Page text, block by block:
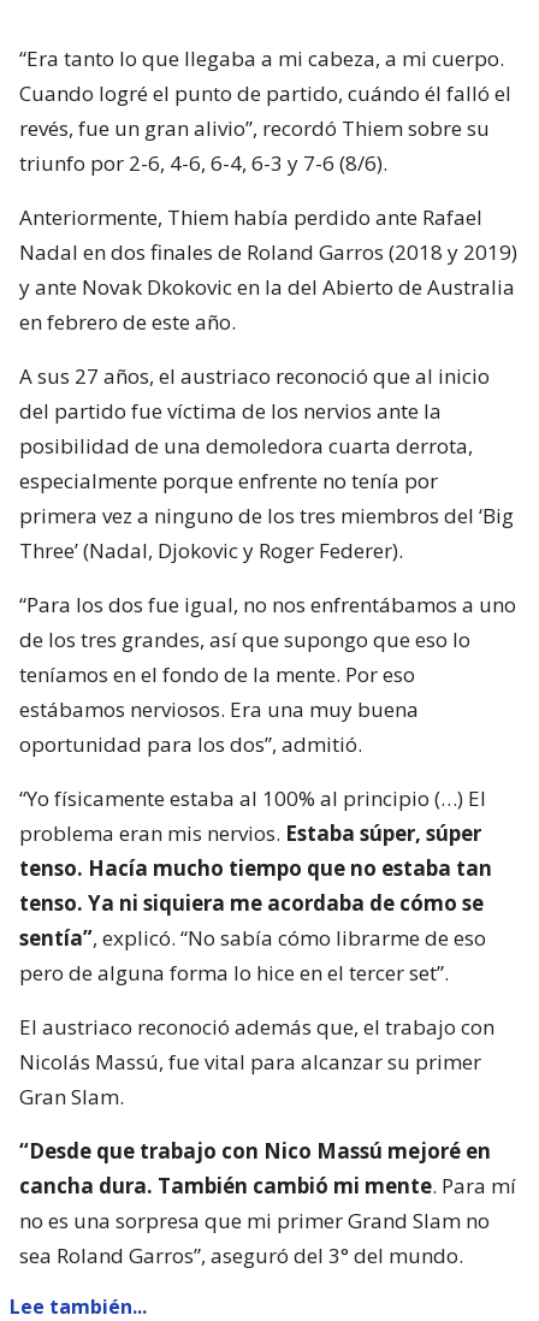
“Era tanto lo que llegaba a mi cabeza, a mi cuerpo.
Cuando logré el punto de partido, cuándo él falló el
revés, fue un gran alivio”, recordó Thiem sobre su
triunfo por 2-6, 4-6, 6-4, 6-3 y 7-6 (8/6).
Anteriormente, Thiem había perdido ante Rafael
Nadal en dos finales de Roland Garros (2018 y 2019)
y ante Novak Dkokovic en la del Abierto de Australia
en febrero de este año.
A sus 27 años, el austriaco reconoció que al inicio
del partido fue víctima de los nervios ante la
posibilidad de una demoledora cuarta derrota,
especialmente porque enfrente no tenía por
primera vez a ninguno de los tres miembros del ‘Big
Three’ (Nadal, Djokovic y Roger Federer).
“Para los dos fue igual, no nos enfrentábamos a uno
de los tres grandes, así que supongo que eso lo
teníamos en el fondo de la mente. Por eso
estábamos nerviosos. Era una muy buena
oportunidad para los dos”, admitió.
“Yo físicamente estaba al 100% al principio (…) El
problema eran mis nervios. Estaba súper, súper
tenso. Hacía mucho tiempo que no estaba tan
tenso. Ya ni siquiera me acordaba de cómo se
sentía”, explicó. “No sabía cómo librarme de eso
pero de alguna forma lo hice en el tercer set”.
El austriaco reconoció además que, el trabajo con
Nicolás Massú, fue vital para alcanzar su primer
Gran Slam.
“Desde que trabajo con Nico Massú mejoré en
cancha dura. También cambió mi mente. Para mí
no es una sorpresa que mi primer Grand Slam no
sea Roland Garros”, aseguró del 3° del mundo.
Lee también...